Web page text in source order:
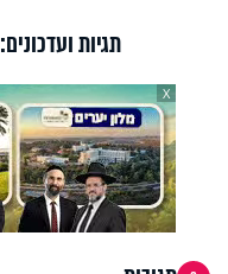
תגיות ועדכונים:
X